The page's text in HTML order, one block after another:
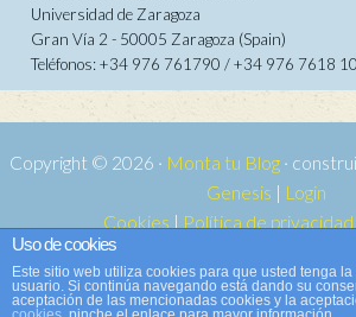
Universidad de Zaragoza
Gran Vía 2 - 50005 Zaragoza (Spain)
Teléfonos: +34 976 761790 / +34 976 7618 10
Copyright © 2026 · Monta tu Blog·
Genesis | Login
Cookies | Política de
Copyright © 2026 ·
WordPress·Acceder
Uso de cookies
Este sitio web utiliza cookies para que usted tenga
usuario. Si continúa navegando está dando su
aceptación de las mencionadas cookies y la